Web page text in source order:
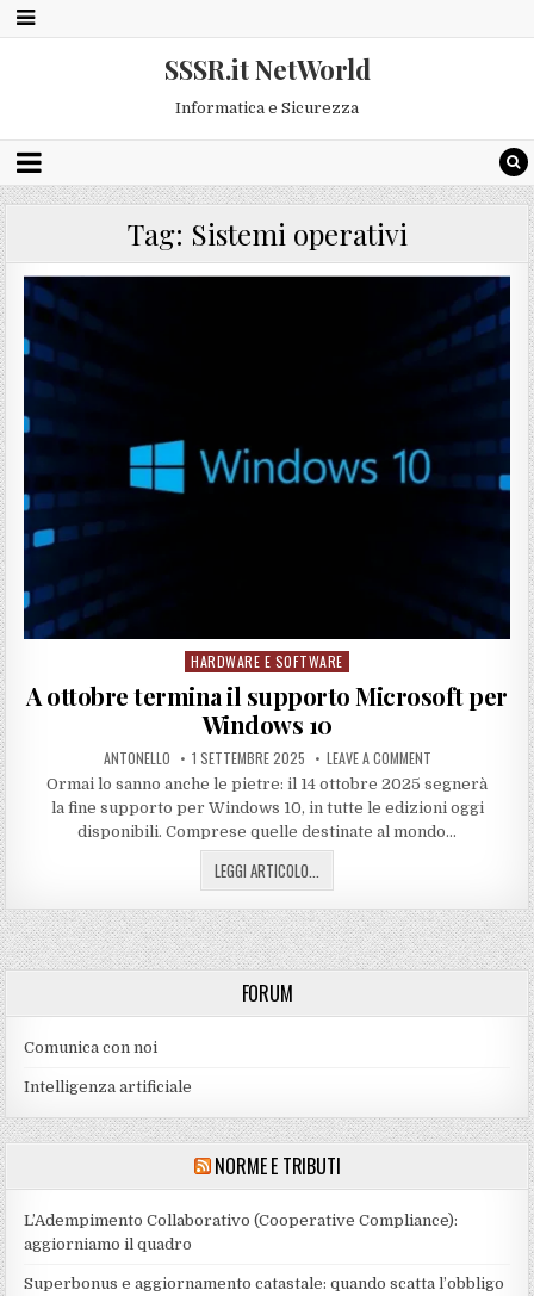
SSSR.it NetWorld
Informatica e Sicurezza
Tag: Sistemi operativi
Posted
in
HARDWARE E SOFTWARE
A ottobre termina il supporto Microsoft per
Windows 10
ANTONELLO 1 SETTEMBRE 2025 LEAVE A COMMENT
Ormai lo sanno anche le pietre: il 14 ottobre 2025 segnerà
la fine supporto per Windows 10, in tutte le edizioni oggi
disponibili. Comprese quelle destinate al mondo…
LEGGI ARTICOLO...
FORUM
Comunica con noi
Intelligenza artificiale
NORME E TRIBUTI
L’Adempimento Collaborativo (Cooperative Compliance):
aggiorniamo il quadro
Superbonus e aggiornamento catastale: quando scatta l’obbligo